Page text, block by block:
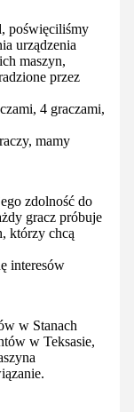
poświęciliśmy
urządzenia
maszyn,
przez
4 graczami,
mamy
zdolność do
gracz próbuje
którzy chcą
interesów
w Stanach
w Teksasie,